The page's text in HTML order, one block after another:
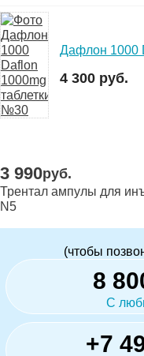
Дафлон 1000
4 300 руб.
3 990руб.
Трентал ампулы для
N5
(чтобы
8
С
+7